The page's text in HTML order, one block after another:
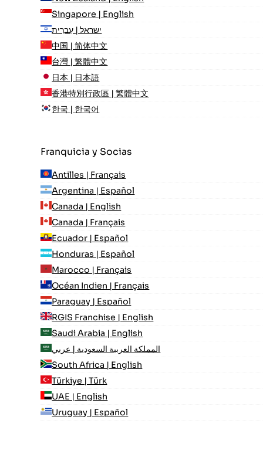
Singapore | English
ישראל | עִברִית
中国 | 简体中文
台灣 | 繁體中文
日本 | 日本語
香港特別行政區 | 繁體中文
한국 | 한국어
Franquicia y Socias
Antilles | Français
Argentina | Español
Canada | English
Canada | Français
Ecuador | Español
Honduras | Español
Marocco | Français
Océan Indien | Français
Paraguay | Español
RGIS Franchise | English
Saudi Arabia | English
المملكة العربية السعودية | عربي
South Africa | English
Türkiye | Türk
UAE | English
Uruguay | Español